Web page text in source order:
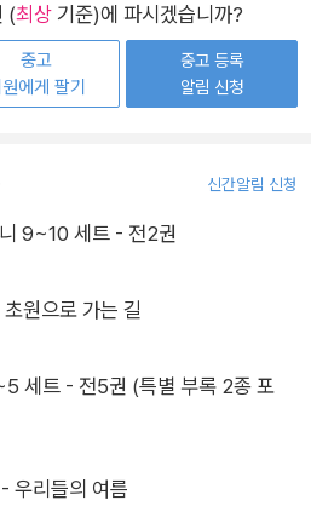
(최상 기준)에 파시겠습니까?
중고
에게 팔기
중고 등록
알림 신청
신간알림 신청
9~10 세트 - 전2권
원으로 가는 길
세트 - 전5권 (특별 부록 2종 포
우리들의 여름